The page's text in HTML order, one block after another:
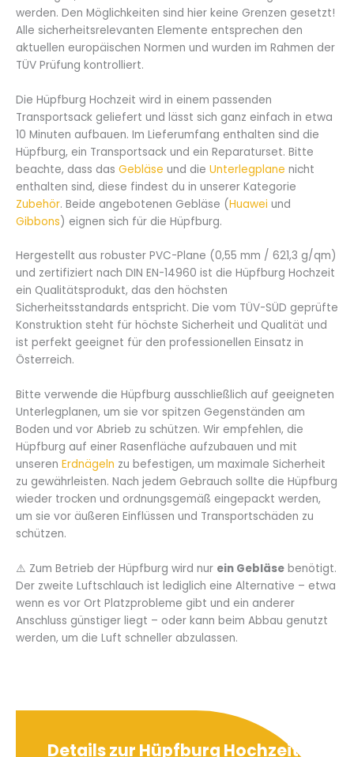
werden. Den Möglichkeiten sind hier keine Grenzen gesetzt!
Alle sicherheitsrelevanten Elemente entsprechen den
aktuellen europäischen Normen und wurden im Rahmen der
TÜV Prüfung kontrolliert.
Die Hüpfburg Hochzeit wird in einem passenden
Transportsack geliefert und lässt sich ganz einfach in etwa
10 Minuten aufbauen. Im Lieferumfang enthalten sind die
Hüpfburg, ein Transportsack und ein Reparaturset. Bitte
beachte, dass das Gebläse und die Unterlegplane nicht
enthalten sind, diese findest du in unserer Kategorie
Zubehör. Beide angebotenen Gebläse (Huawei und
Gibbons) eignen sich für die Hüpfburg.
Hergestellt aus robuster PVC-Plane (0,55 mm / 621,3 g/qm)
und zertifiziert nach DIN EN-14960 ist die Hüpfburg Hochzeit
ein Qualitätsprodukt, das den höchsten
Sicherheitsstandards entspricht. Die vom TÜV-SÜD geprüfte
Konstruktion steht für höchste Sicherheit und Qualität und
ist perfekt geeignet für den professionellen Einsatz in
Österreich.
Bitte verwende die Hüpfburg ausschließlich auf geeigneten
Unterlegplanen, um sie vor spitzen Gegenständen am
Boden und vor Abrieb zu schützen. Wir empfehlen, die
Hüpfburg auf einer Rasenfläche aufzubauen und mit
unseren Erdnägeln zu befestigen, um maximale Sicherheit
zu gewährleisten. Nach jedem Gebrauch sollte die Hüpfburg
wieder trocken und ordnungsgemäß eingepackt werden,
um sie vor äußeren Einflüssen und Transportschäden zu
schützen.
⚠️ Zum Betrieb der Hüpfburg wird nur ein Gebläse benötigt.
Der zweite Luftschlauch ist lediglich eine Alternative – etwa
wenn es vor Ort Platzprobleme gibt und ein anderer
Anschluss günstiger liegt – oder kann beim Abbau genutzt
werden, um die Luft schneller abzulassen.
Details zur Hüpfburg Hochzeit